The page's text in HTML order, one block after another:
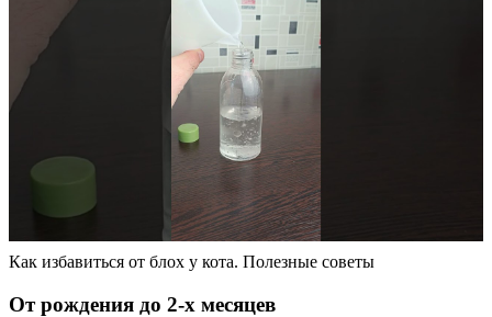
Как избавиться от блох у кота. Полезные советы
От рождения до 2-х месяцев